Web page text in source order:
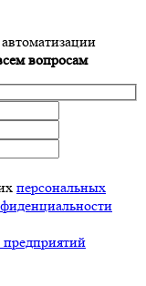
вопросам
персональных
предприятий